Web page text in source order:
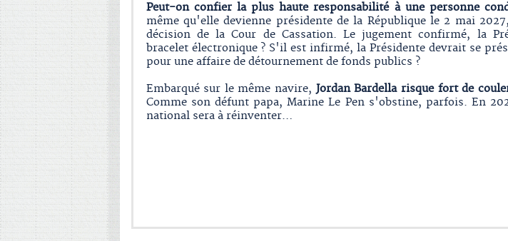
Peut-on confier la plus haute responsabilité à une personne
même qu'elle devienne présidente de la République le 2 mai
décision de la Cour de Cassation. Le jugement confirmé, la
bracelet électronique ? S'il est infirmé, la Présidente devrait se
pour une affaire de détournement de fonds publics ?
Embarqué sur le même navire, Jordan Bardella risque fort de
Comme son défunt papa, Marine Le Pen s'obstine, parfois. En
national sera à réinventer…